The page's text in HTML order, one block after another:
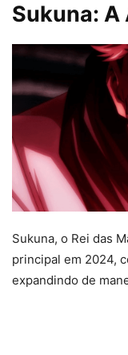
Sukuna: A
Sukuna, o Rei das
principal em 2024,
expandindo de